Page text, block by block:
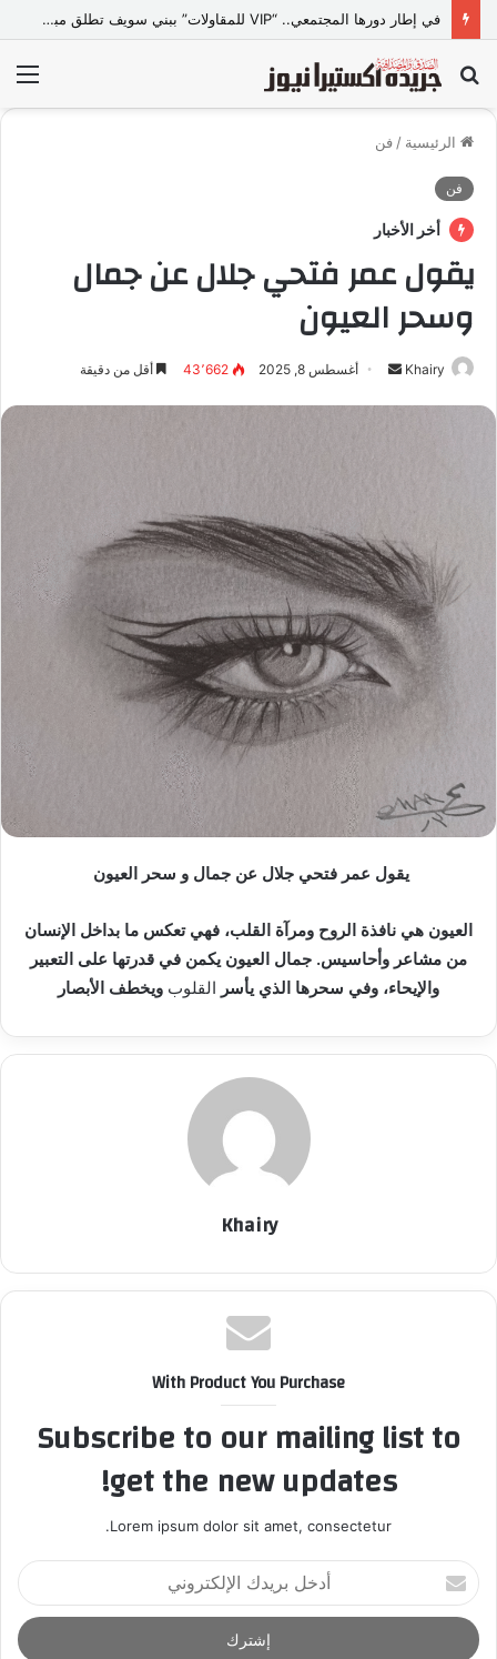
في إطار دورها المجتمعي.. “VIP للمقاولات” ببني سويف تطلق مبادرة “تعالي أقدم على تصالح” بالمجان
بحث
عن
الرئيسية / فن
فن
أخر الأخبار
يقول عمر فتحي جلال عن جمال
وسحر العيون
Khairy
د
ا
إ
ل
ك
ت
ا
أغسطس 8, 2025 43٬662 أقل من دقيقة
يقول عمر فتحي جلال عن جمال و سحر العيون
العيون هي نافذة الروح ومرآة القلب، فهي تعكس ما بداخل الإنسان
من مشاعر وأحاسيس. جمال العيون يكمن في قدرتها على التعبير
والإيحاء، وفي سحرها الذي يأسر القلوب ويخطف الأبصار
Khairy
With Product You Purchase
Subscribe to our mailing list to
get the new updates!
Lorem ipsum dolor sit amet, consectetur.
أ
د
خ
ل